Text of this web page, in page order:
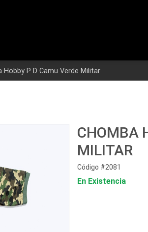
Hobby P D Camu Verde Militar
CHOMBA
MILITAR
Código #2081
En Existencia